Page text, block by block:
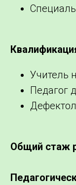
Учитель
Педагог
Общий стаж